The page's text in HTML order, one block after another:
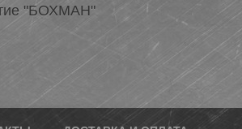
"БОХМАН"